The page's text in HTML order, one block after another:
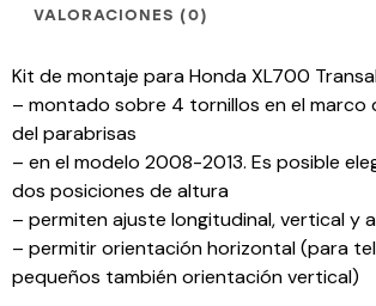
VALORACIONES (0)
Kit de montaje para Honda XL700
– montado sobre 4 tornillos en el marco
del parabrisas
– en el modelo 2008-2013. Es posible
dos posiciones de altura
– permiten ajuste longitudinal, vertical y
– permitir orientación horizontal (para
pequeños también orientación vertical)